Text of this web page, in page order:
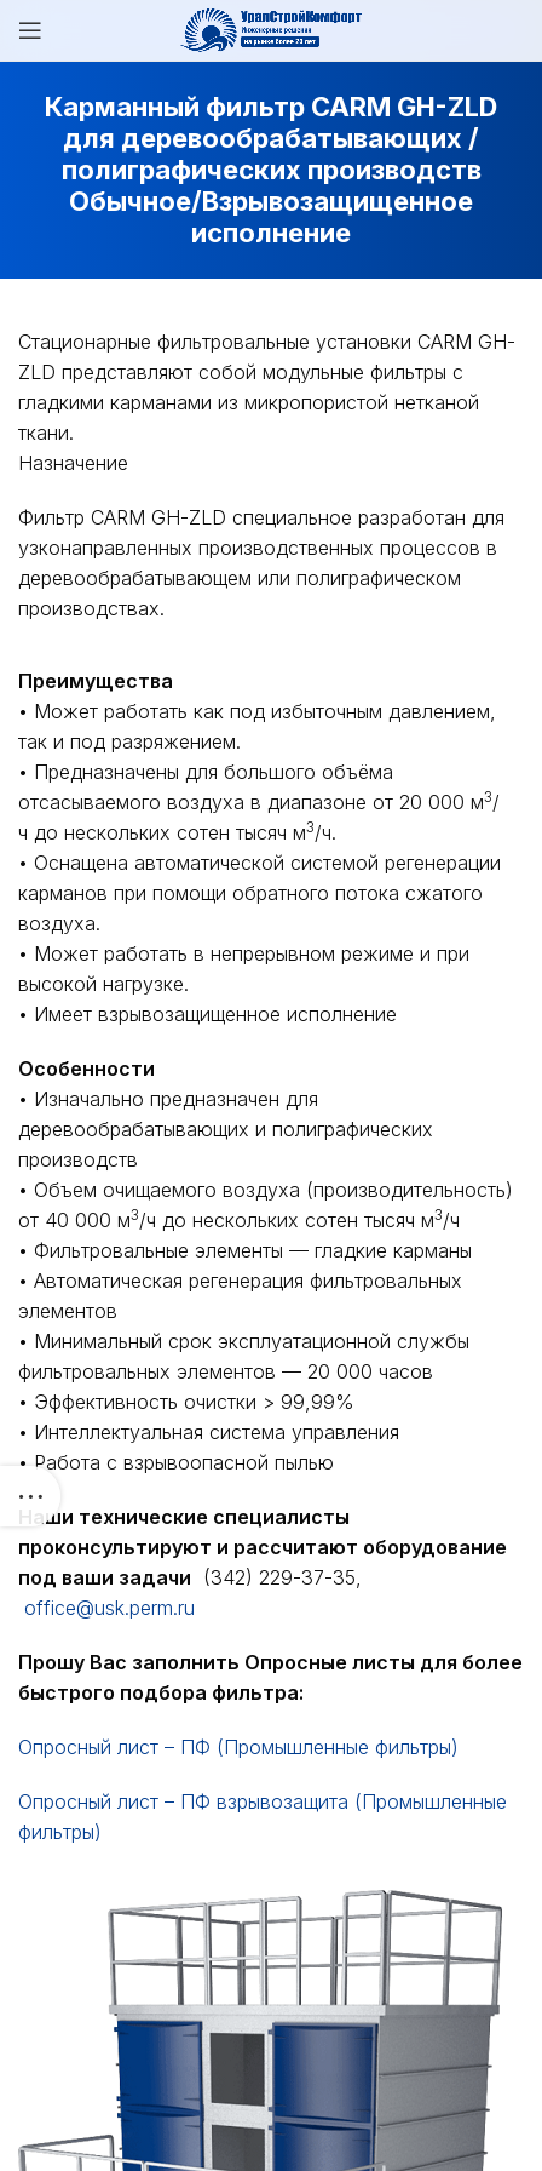
Карманный фильтр CARM GH-ZLD
для деревообрабатывающих /
полиграфических производств
Обычное/Взрывозащищенное
исполнение
Стационарные фильтровальные установки CARM GH-
ZLD представляют собой модульные фильтры с
гладкими карманами из микропористой нетканой
ткани.
Назначение
Фильтр CARM GH-ZLD специальное разработан для
узконаправленных производственных процессов в
деревообрабатывающем или полиграфическом
производствах.
Преимущества
• Может работать как под избыточным давлением,
так и под разряжением.
• Предназначены для большого объёма
отсасываемого воздуха в диапазоне от 20 000 м3/
ч до нескольких сотен тысяч м3/ч.
• Оснащена автоматической системой регенерации
карманов при помощи обратного потока сжатого
воздуха.
• Может работать в непрерывном режиме и при
высокой нагрузке.
• Имеет взрывозащищенное исполнение
Особенности
• Изначально предназначен для
деревообрабатывающих и полиграфических
производств
• Объем очищаемого воздуха (производительность)
от 40 000 м3/ч до нескольких сотен тысяч м3/ч
• Фильтровальные элементы — гладкие карманы
• Автоматическая регенерация фильтровальных
элементов
• Минимальный срок эксплуатационной службы
фильтровальных элементов — 20 000 часов
• Эффективность очистки > 99,99%
• Интеллектуальная система управления
• Работа с взрывоопасной пылью
Наши технические специалисты
проконсультируют и рассчитают оборудование
под ваши задачи (342) 229-37-35,
office@usk.perm.ru
Прошу Вас заполнить Опросные листы для более
быстрого подбора фильтра:
Опросный лист – ПФ (Промышленные фильтры)
Опросный лист – ПФ взрывозащита (Промышленные
фильтры)